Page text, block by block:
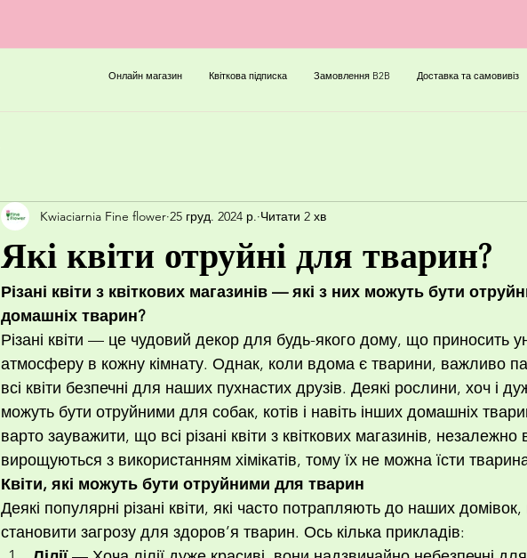
Онлайн магазин Квіткова підписка Замовлення B2B Доставка та самовивіз
Які квіти отруйні для тварин?
Kwiaciarnia Fine flower 25 груд. 2024 р. Читати 2 хв
Різані квіти з квіткових магазинів — які з них можуть бути
домашніх тварин?
Різані квіти — це чудовий декор для будь-якого дому, що приносить
атмосферу в кожну кімнату. Однак, коли вдома є тварини, важливо
всі квіти безпечні для наших пухнастих друзів. Деякі рослини, хоч і
можуть бути отруйними для собак, котів і навіть інших домашніх
варто зауважити, що всі різані квіти з квіткових магазинів, незалежно
вирощуються з використанням хімікатів, тому їх не можна їсти
Квіти, які можуть бути отруйними для тварин
Деякі популярні різані квіти, які часто потрапляють до наших
становити загрозу для здоров’я тварин. Ось кілька прикладів: